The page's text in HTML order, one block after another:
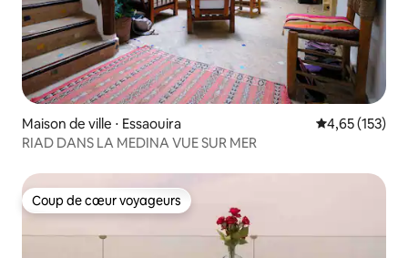
Maison de ville ⋅ Essaouira Évaluation
4,65 (153)
RIAD DANS LA MEDINA VUE SUR MER
Coup de cœur voyageurs
Coup de cœur voyageurs